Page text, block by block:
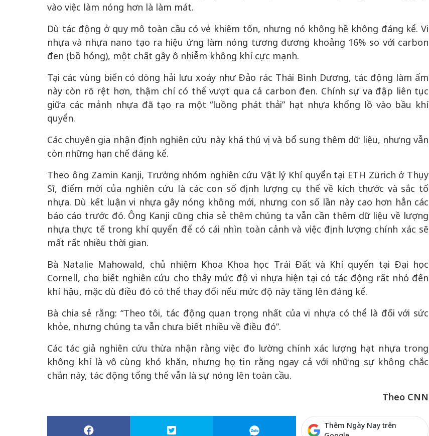
vào việc làm nóng hơn là làm mát.
Dù tác động ở quy mô toàn cầu có vẻ khiêm tốn, nhưng nó không hề không đáng kể. Vi
nhựa và nhựa nano tạo ra hiệu ứng làm nóng tương đương khoảng 16% so với carbon
đen (bồ hóng), một chất gây ô nhiễm không khí cực mạnh.
Tại các vùng biển có dòng hải lưu xoáy như Đảo rác Thái Bình Dương, tác động làm ấm
này còn rõ rệt hơn, thậm chí có thể vượt qua cả carbon đen. Chính sự va đập liên tục
giữa các mảnh nhựa đã tạo ra một “luồng phát thải” hạt nhựa khổng lồ vào bầu khí
quyển.
Các chuyên gia nhận định nghiên cứu này khá thú vị và bổ sung thêm dữ liệu, nhưng vẫn
còn những hạn chế đáng kể.
Theo ông Zamin Kanji, Trưởng nhóm nghiên cứu Vật lý Khí quyển tại ETH Zürich ở Thụy
Sĩ, điểm mới của nghiên cứu là các con số định lượng cụ thể về kích thước và sắc tố
nhựa. Dù kết luận vi nhựa gây nóng không mới, nhưng con số lần này cao hơn hẳn các
báo cáo trước đó. Ông Kanji cũng chia sẻ thêm chúng ta vẫn cần thêm dữ liệu về lượng
nhựa thực tế trong khí quyển để có cái nhìn toàn cảnh và việc định lượng chính xác sẽ
mất rất nhiều thời gian.
Bà Natalie Mahowald, chủ nhiệm Khoa Khoa học Trái Đất và Khí quyển tại Đại học
Cornell, cho biết nghiên cứu cho thấy mức độ vi nhựa hiện tại có tác động rất nhỏ đến
khí hậu, mặc dù điều đó có thể thay đổi nếu mức độ này tăng lên đáng kể.
Bà chia sẻ rằng: “Theo tôi, tác động quan trọng nhất của vi nhựa có thể là đối với sức
khỏe, nhưng chúng ta vẫn chưa biết nhiều về điều đó”.
Các tác giả nghiên cứu thừa nhận rằng việc đo lường chính xác lượng hạt nhựa trong
không khí là vô cùng khó khăn, nhưng họ tin rằng ngay cả với những sự không chắc
chắn này, tác động tổng thể vẫn là sự nóng lên toàn cầu.
Theo CNN
Thêm Ngày Nay trên